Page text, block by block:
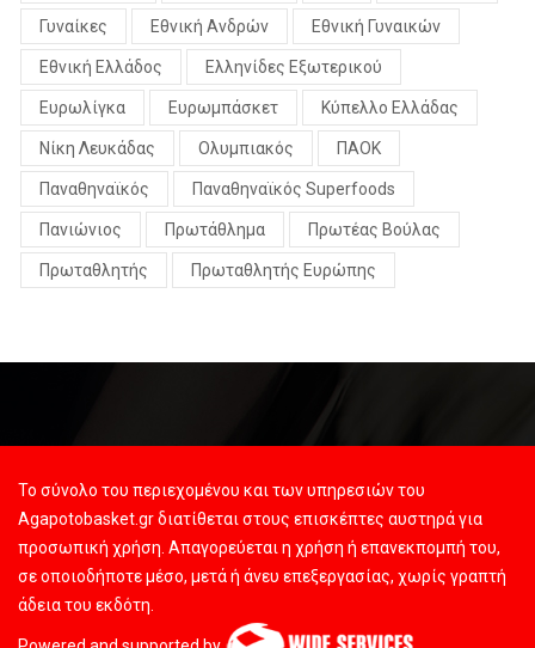
Γυναίκες Εθνική Ανδρών Εθνική Γυναικών
Εθνική Ελλάδος Ελληνίδες Εξωτερικού
Ευρωλίγκα Ευρωμπάσκετ Κύπελλο Ελλάδας
Νίκη Λευκάδας Ολυμπιακός ΠΑΟΚ
Παναθηναϊκός Παναθηναϊκός Superfoods
Πανιώνιος Πρωτάθλημα Πρωτέας Βούλας
Πρωταθλητής Πρωταθλητής Ευρώπης
Το σύνολο του περιεχομένου και των υπηρεσιών του
Agapotobasket.gr διατίθεται στους επισκέπτες αυστηρά για
προσωπική χρήση. Απαγορεύεται η χρήση ή επανεκπομπή του,
σε οποιοδήποτε μέσο, μετά ή άνευ επεξεργασίας, χωρίς γραπτή
άδεια του εκδότη.